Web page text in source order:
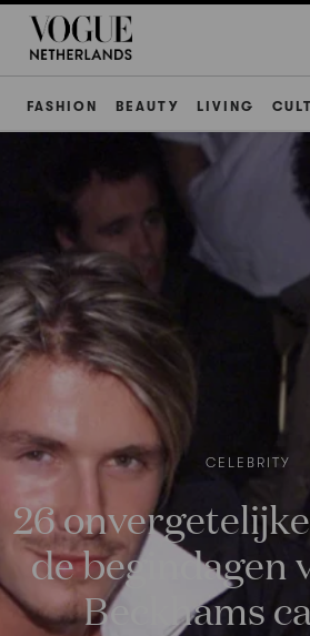
FASHION BEAUTY LIVING
CELEBRITY
26
de begindagen
Beckhams